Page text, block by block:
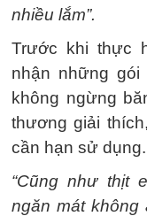
nhiều lắm”.
Trước khi thực
nhận những gói
không ngừng
thương giải
cần hạn sử dụng.
“Cũng như thịt
ngăn mát không